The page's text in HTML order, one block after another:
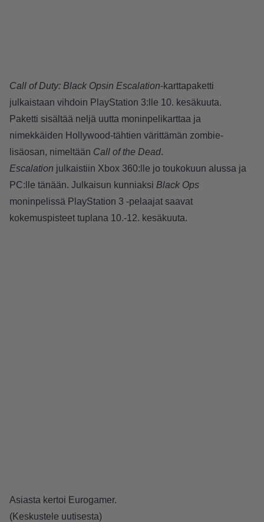
Call of Duty: Black Opsin Escalation-karttapaketti
julkaistaan vihdoin PlayStation 3:lle 10. kesäkuuta.
Paketti sisältää neljä uutta moninpelikarttaa ja
nimekkäiden Hollywood-tähtien värittämän zombie-
lisäosan, nimeltään Call of the Dead.
Escalation julkaistiin Xbox 360:lle jo toukokuun alussa ja
PC:lle tänään. Julkaisun kunniaksi Black Ops
moninpelissä PlayStation 3 -pelaajat saavat
kokemuspisteet tuplana 10.-12. kesäkuuta.
Asiasta kertoi Eurogamer.
(Keskustele uutisesta)